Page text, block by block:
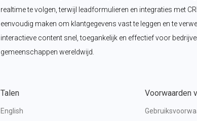
realtime te volgen, terwijl leadformulieren en integraties met
eenvoudig maken om klantgegevens vast te leggen en te
interactieve content snel, toegankelijk en effectief voor
gemeenschappen wereldwijd.
Talen
English
Voorwaarden